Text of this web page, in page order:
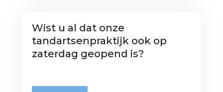
Wist u al dat onze
tandartsenpraktijk ook op
zaterdag geopend is?